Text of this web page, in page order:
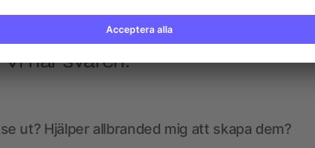
har svaren.
ut? Hjälper allbranded mig att skapa dem?